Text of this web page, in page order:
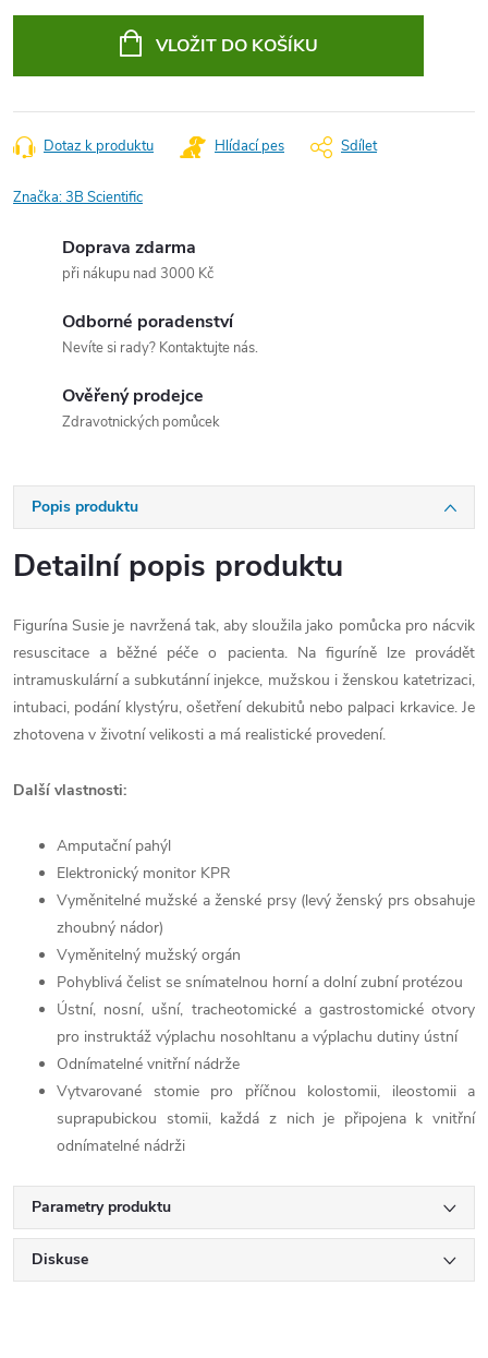
VLOŽIT DO KOŠÍKU
Dotaz k produktu Hlídací pes Sdílet
Značka:3B Scientific
Doprava zdarma
při nákupu nad 3000 Kč
Odborné poradenství
Nevíte si rady? Kontaktujte nás.
Ověřený prodejce
Zdravotnických pomůcek
Popis produktu
Detailní popis produktu
Figurína Susie je navržená tak, aby sloužila jako pomůcka pro nácvik
resuscitace a běžné péče o pacienta. Na figuríně lze provádět
intramuskulární a subkutánní injekce, mužskou i ženskou katetrizaci,
intubaci, podání klystýru, ošetření dekubitů nebo palpaci krkavice. Je
zhotovena v životní velikosti a má realistické provedení.
Další vlastnosti:
Amputační pahýl
Elektronický monitor KPR
Vyměnitelné mužské a ženské prsy (levý ženský prs obsahuje
zhoubný nádor)
Vyměnitelný mužský orgán
Pohyblivá čelist se snímatelnou horní a dolní zubní protézou
Ústní, nosní, ušní, tracheotomické a gastrostomické otvory
pro instruktáž výplachu nosohltanu a výplachu dutiny ústní
Odnímatelné vnitřní nádrže
Vytvarované stomie pro příčnou kolostomii, ileostomii a
suprapubickou stomii, každá z nich je připojena k vnitřní
odnímatelné nádrži
Parametry produktu
Diskuse